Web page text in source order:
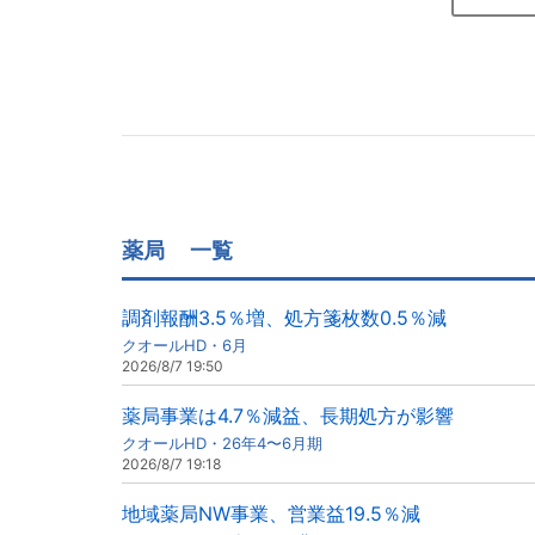
薬局 一覧
調剤報酬3.5％増、処方箋枚数0.5％減
クオールHD・6月
2026/8/7 19:50
薬局事業は4.7％減益、長期処方が影響
クオールHD・26年4〜6月期
2026/8/7 19:18
地域薬局NW事業、営業益19.5％減